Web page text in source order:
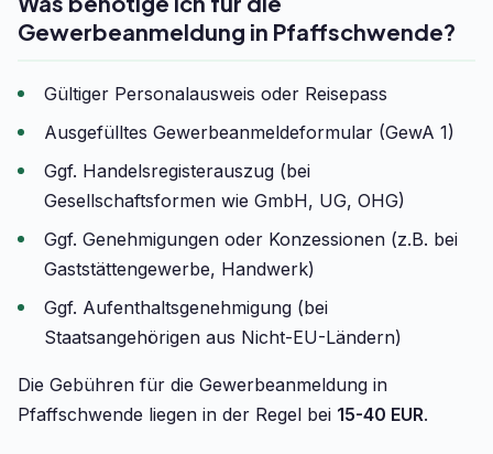
Gewerbeanmeldung in Pfaffschwende?
Gültiger Personalausweis oder Reisepass
Ausgefülltes Gewerbeanmeldeformular (GewA 1)
Ggf. Handelsregisterauszug (bei
Gesellschaftsformen wie GmbH, UG, OHG)
Ggf. Genehmigungen oder Konzessionen (z.B. bei
Gaststättengewerbe, Handwerk)
Ggf. Aufenthaltsgenehmigung (bei
Staatsangehörigen aus Nicht-EU-Ländern)
Die Gebühren für die Gewerbeanmeldung in
Pfaffschwende liegen in der Regel bei 15-40 EUR.